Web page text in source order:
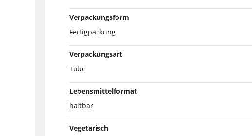
Verpackungsform
Fertigpackung
Verpackungsart
Tube
Lebensmittelformat
haltbar
Vegetarisch